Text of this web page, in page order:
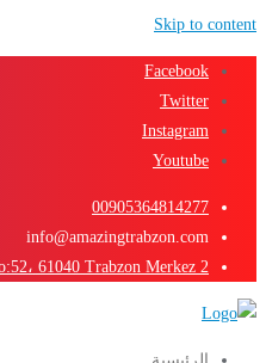
Skip to content
Facebook
Twitter
Instagram
Youtube
00905364814277
info@amazingtrabzon.com
2 Nolu Beşirli, No:52، 61040 Trabzon Merkez